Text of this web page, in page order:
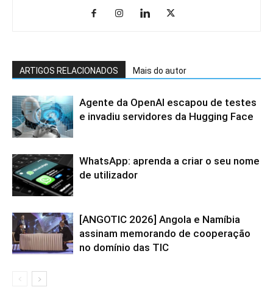
ARTIGOS RELACIONADOS Mais do autor
Agente da OpenAI escapou de testes
e invadiu servidores da Hugging Face
WhatsApp: aprenda a criar o seu nome
de utilizador
[ANGOTIC 2026] Angola e Namíbia
assinam memorando de cooperação
no domínio das TIC